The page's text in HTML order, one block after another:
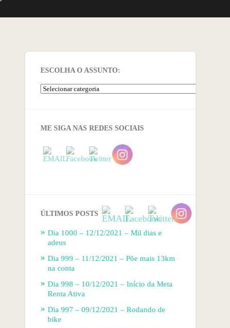
ESCOLHA O ASSUNTO:
ME SIGA NAS REDES SOCIAIS
ÚLTIMOS POSTS
Dia 1000 – 12/12/2021 – Mil dias e
adeus
Dia 999 – 11/12/2021 – Põe mais 13km
na conta
Dia 998 – 10/12/2021 – Início da Meta
Renta Ativa
Dia 997 – 09/12/2021 – Rodando de
bike